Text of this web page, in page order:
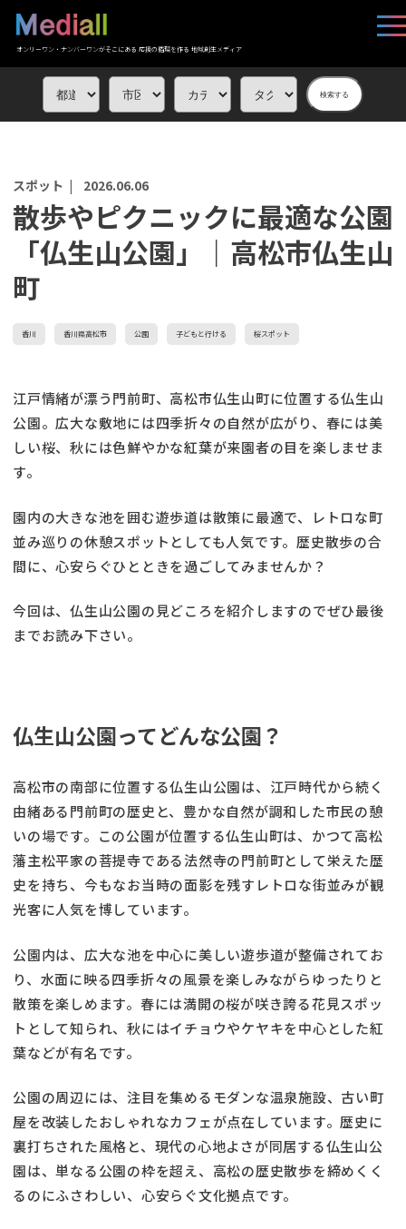
オンリーワン・ナンバーワンがそこにある 応援の循環を作る 地域創生メディア
検索する
スポット | 2026.06.06
散歩やピクニックに最適な公園
「仏生山公園」｜高松市仏生山
町
香川 香川県高松市 公園 子どもと行ける 桜スポット
江戸情緒が漂う門前町、高松市仏生山町に位置する仏生山
公園。広大な敷地には四季折々の自然が広がり、春には美
しい桜、秋には色鮮やかな紅葉が来園者の目を楽しませま
す。
園内の大きな池を囲む遊歩道は散策に最適で、レトロな町
並み巡りの休憩スポットとしても人気です。歴史散歩の合
間に、心安らぐひとときを過ごしてみませんか？
今回は、仏生山公園の見どころを紹介しますのでぜひ最後
までお読み下さい。
仏生山公園ってどんな公園？
高松市の南部に位置する仏生山公園は、江戸時代から続く
由緒ある門前町の歴史と、豊かな自然が調和した市民の憩
いの場です。この公園が位置する仏生山町は、かつて高松
藩主松平家の菩提寺である法然寺の門前町として栄えた歴
史を持ち、今もなお当時の面影を残すレトロな街並みが観
光客に人気を博しています。
公園内は、広大な池を中心に美しい遊歩道が整備されてお
り、水面に映る四季折々の風景を楽しみながらゆったりと
散策を楽しめます。春には満開の桜が咲き誇る花見スポッ
トとして知られ、秋にはイチョウやケヤキを中心とした紅
葉などが有名です。
公園の周辺には、注目を集めるモダンな温泉施設、古い町
屋を改装したおしゃれなカフェが点在しています。歴史に
裏打ちされた風格と、現代の心地よさが同居する仏生山公
園は、単なる公園の枠を超え、高松の歴史散歩を締めくく
るのにふさわしい、心安らぐ文化拠点です。